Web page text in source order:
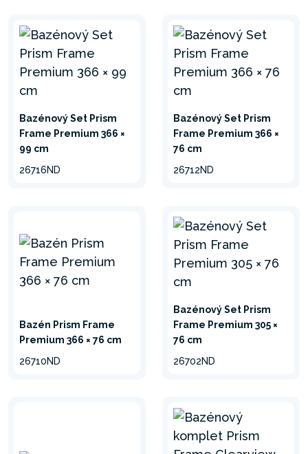
Bazénový Set Prism
Frame Premium 366 ×
99 cm
26716ND
Bazénový Set Prism
Frame Premium 366 ×
76 cm
26712ND
Bazén Prism Frame
Premium 366 × 76 cm
26710ND
Bazénový Set Prism
Frame Premium 305 ×
76 cm
26702ND